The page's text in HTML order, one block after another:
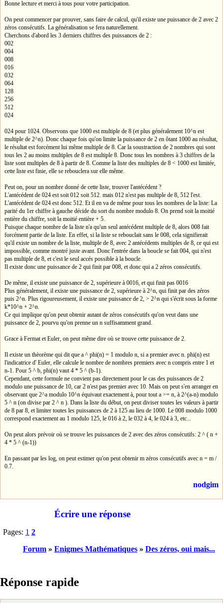
Bonne lecture et merci à tous pour votre participation.
On peut commencer par prouver, sans faire de calcul, qu'il existe une puissance de 2 avec 2
zéros consécutifs. La généralisation se fera naturellement.
Cherchons d'abord les 3 derniers chiffres des puissances de 2 :
002
004
008
016
032
064
128
256
512
024
024 pour 1024. Observons que 1000 est multiple de 8 (et plus généralement 10^n est
multiple de 2^n). Donc chaque fois qu'on limite la puissance de 2 en ôtant 1000 au résultat,
le résultat est forcément lui même multiple de 8. Car la soustraction de 2 nombres qui sont
tous les 2 au moins multiples de 8 est multiple 8. Donc tous les nombres à 3 chiffres de la
liste sont multiples de 8 à partir de 8. Comme la liste des multiples de 8 < 1000 est limitée,
cette liste est finie, elle se rebouclera sur elle même.
Peut on, pour un nombre donné de cette liste, trouver l'antécédent ?
L'antécédent de 024 est soit 012 soit 512. mais 012 n'est pas multiple de 8, 512 l'est.
L'antécédent de 024 est donc 512. Et il en va de même pour tous les nombres de la liste: La
parité du 1er chiffre à gauche décide du sort du nombre modulo 8. On prend soit la moitié
entière du chiffre, soit la moitié entière + 5.
Puisque chaque nombre de la liste n'a qu'un seul antécédent multiple de 8, alors 008 fait
forcément partie de la liste. En effet, si la liste se rebouclait sans le 008, cela signifierait
qu'il existe un nombre de la liste, multiple de 8, avec 2 antécédents multiples de 8, ce qui est
impossible, comme montré juste avant. Donc l'entrée dans la boucle se fait 004, qui n'est
pas multiple de 8, et c'est le seul accés possible à la boucle.
Il existe donc une puissance de 2 qui finit par 008, et donc qui a 2 zéros consécutifs.
De même, il existe une puissance de 2, supérieure à 0016, et qui finit pas 0016
Plus généralement, il existe une puissance de 2, supérieure à 2^n, qui finit par des zéros
puis 2^n. Plus rigoureusement, il existe une puissance de 2, > 2^n qui s'écrit sous la forme
k*10^n + 2^n.
Ce qui implique qu'on peut obtenir autant de zéros consécutifs qu'on veut dans une
puissance de 2, pourvu qu'on prenne un n suffisamment grand.
Grace à Fermat et Euler, on peut même dire où se trouve cette puissance de 2.
Il existe un thèorème qui dit que a ^ phi(n) = 1 modulo n, si a premier avec n. phi(n) est
l'indicatrice d' Euler, elle calcule le nombre de nombres premiers avec n compris entre 1 et
n-1. Pour 5 ^ b, phi(n) vaut 4 * 5 ^ (b-1).
Cependant, cette formule ne convient pas directement pour le cas des puissances de 2
modulo une puissance de 10, car 2 n'est pas premier avec 10. Mais on peut s'en arranger en
observant que 2^a modulo 10^n équivaut exactement à, pour tout a >= n, à 2^(a-n) modulo
5 ^ n (on divise par 2 ^ n ). Dans la liste du début, on peut diviser toutes les valeurs à partir
de 8 par 8, et limiter toutes les puissances de 2 à 125 au lieu de 1000. Le 008 modulo 1000
correspond exactement au 1 modulo 125, le 016 à 2, le 032 à 4, le 024 à 3, etc...
On peut alors prévoir où se trouve les puissances de 2 avec des zéros consécutifs: 2 ^ ( n +
4 * 5 ^ (n-1))
En passant par les log, on peut estimer qu'on peut obtenir m zéros consécutifs avec n = m /
0.7.
nodgim
Écrire une réponse
Pages: 1 2
Forum » Enigmes Mathématiques » Des zéros, oui mais...
Réponse rapide